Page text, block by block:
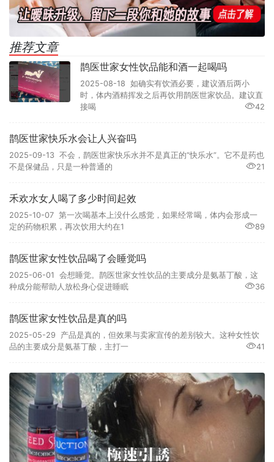
推荐文章
鹊医世家女性饮品能和酒一起喝吗
2025-08-18 如确实有饮酒必要，建议酒后两小
时，体内酒精挥发之后再饮用鹊医世家饮品。建议直
接喝
42
鹊医世家快乐水会让人兴奋吗
2025-09-13 不会，鹊医世家快乐水并不是真正的“快乐水”。它不是药也
不是保健品，只是一种普通的
21
禾欢水女人喝了多少时间起效
2025-10-07 第一次喝基本上没什么感觉，如果经常喝，体内会形成一
定的药物积累，再次饮用大约在1
89
鹊医世家女性饮品喝了会睡觉吗
2025-06-01 会想睡觉。鹊医世家女性饮品的主要成分是氨基丁酸，这
种成分能帮助人放松身心促进睡眠
36
鹊医世家女性饮品是真的吗
2025-05-29 产品是真的，但效果与卖家宣传的差别较大。这种女性饮
品的主要成分是氨基丁酸，主打一
41